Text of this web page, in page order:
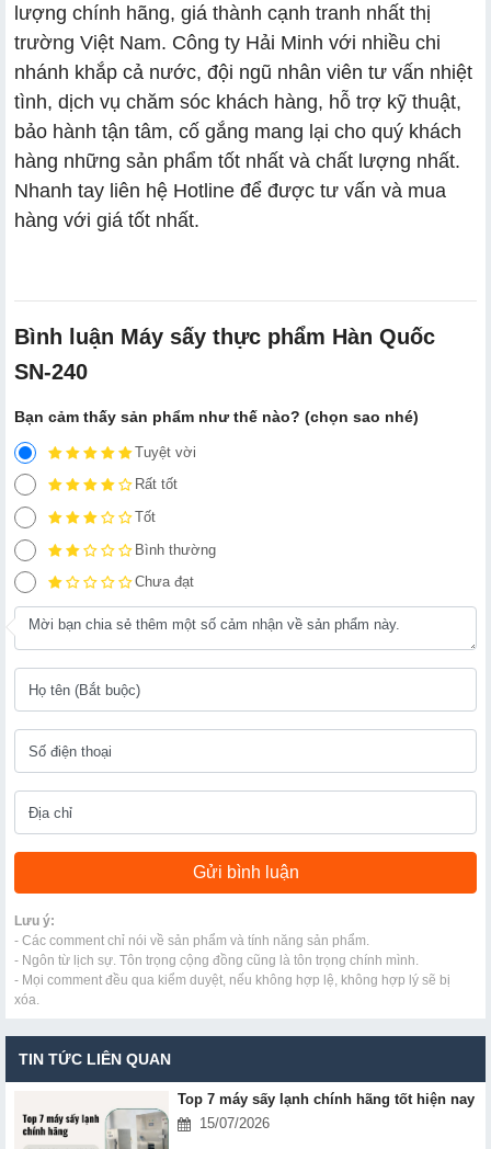
lượng chính hãng, giá thành cạnh tranh nhất thị
trường Việt Nam. Công ty Hải Minh với nhiều chi
nhánh khắp cả nước, đội ngũ nhân viên tư vấn nhiệt
tình, dịch vụ chăm sóc khách hàng, hỗ trợ kỹ thuật,
bảo hành tận tâm, cố gắng mang lại cho quý khách
hàng những sản phẩm tốt nhất và chất lượng nhất.
Nhanh tay liên hệ Hotline để được tư vấn và mua
hàng với giá tốt nhất.
Bình luận Máy sấy thực phẩm Hàn Quốc
SN-240
Bạn cảm thấy sản phẩm như thế nào? (chọn sao nhé)
Tuyệt vời
Rất tốt
Tốt
Bình thường
Chưa đạt
Lưu ý:
- Các comment chỉ nói về sản phẩm và tính năng sản phẩm.
- Ngôn từ lịch sự. Tôn trọng cộng đồng cũng là tôn trọng chính mình.
- Mọi comment đều qua kiểm duyệt, nếu không hợp lệ, không hợp lý sẽ bị
xóa.
TIN TỨC LIÊN QUAN
Top 7 máy sấy lạnh chính hãng tốt hiện nay
15/07/2026